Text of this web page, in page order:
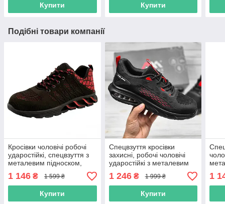
Купити Купити
Подібні товари компанії
Кросівки чоловічі робочі
ударостійкі, спецвзуття з
металевим підноском,
захисні, польша
1 146 ₴ 1 599 ₴
Купити
Спецвзуття кросівки
захисні, робочі чоловічі
ударостійкі з металевим
повсякденне
1 246₴ 1 999 ₴
Купити
1